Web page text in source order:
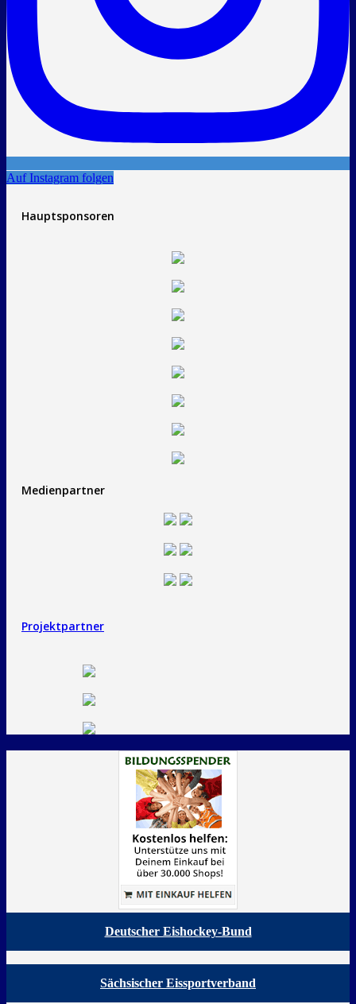
Auf Instagram folgen
Hauptsponsoren
Medienpartner
Projektpartner
Deutscher Eishockey-Bund
Sächsischer Eissportverband